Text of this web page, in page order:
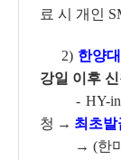
료 시 개인
2) 한양
강일 이후
- HY-in
청 → 최초
→ (한